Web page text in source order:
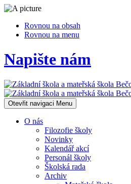
Rovnou na obsah
Rovnou na menu
Napište nám
Otevřit navigaci Menu
O nás
Filozofie školy
Novinky
Kalendář akcí
Personál školy
Školská rada
Archiv